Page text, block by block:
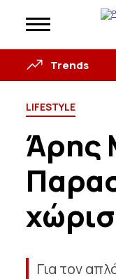
Trends
LIFESTYLE
Άρης
Για τον